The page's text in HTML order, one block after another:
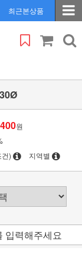
최근본상품
원
건) 지역별